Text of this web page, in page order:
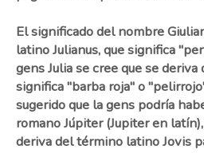
El significado del nombre
latino Julianus, que significa
gens Julia se cree que se
significa "barba roja" o
sugerido que la gens podría
romano Júpiter (Jupiter en
deriva del término latino Jovis